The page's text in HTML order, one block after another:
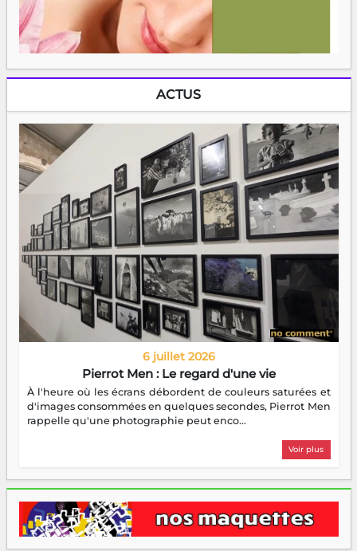
ACTUS
6 juillet 2026
Pierrot Men : Le regard d'une vie
À l'heure où les écrans débordent de couleurs saturées et
d'images consommées en quelques secondes, Pierrot Men
rappelle qu'une photographie peut enco...
Voir plus